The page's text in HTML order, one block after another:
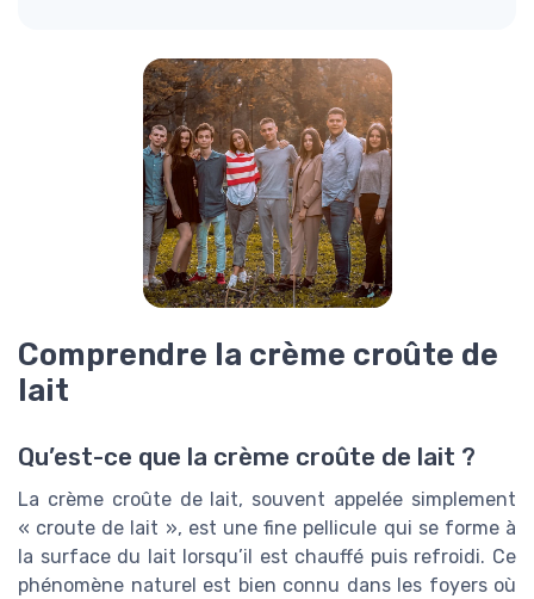
Comprendre la crème croûte de
lait
Qu’est-ce que la crème croûte de lait ?
La crème croûte de lait, souvent appelée simplement
« croute de lait », est une fine pellicule qui se forme à
la surface du lait lorsqu’il est chauffé puis refroidi. Ce
phénomène naturel est bien connu dans les foyers où